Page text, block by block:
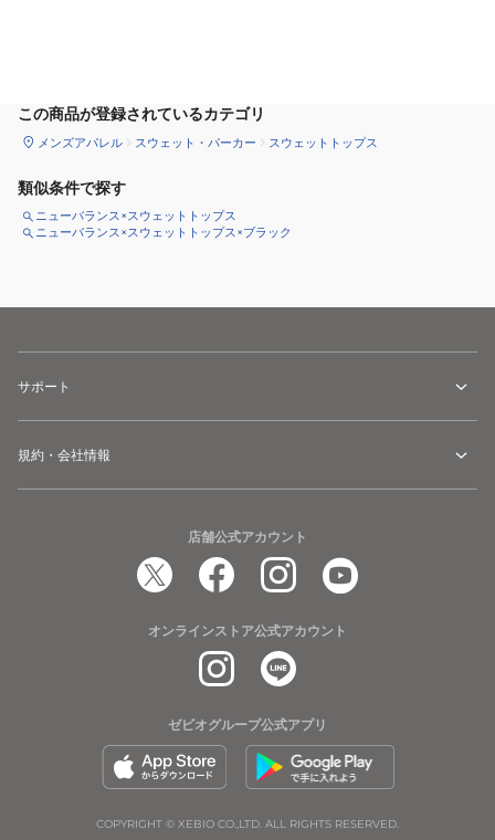
この商品が登録されているカテゴリ
メンズアパレル スウェット・パーカー スウェットトップス
類似条件で探す
ニューバランス×スウェットトップス
ニューバランス×スウェットトップス×ブラック
サポート
規約・会社情報
店舗公式アカウント
オンラインストア公式アカウント
ゼビオグループ公式アプリ
COPYRIGHT © XEBIO CO.,LTD. ALL RIGHTS RESERVED.